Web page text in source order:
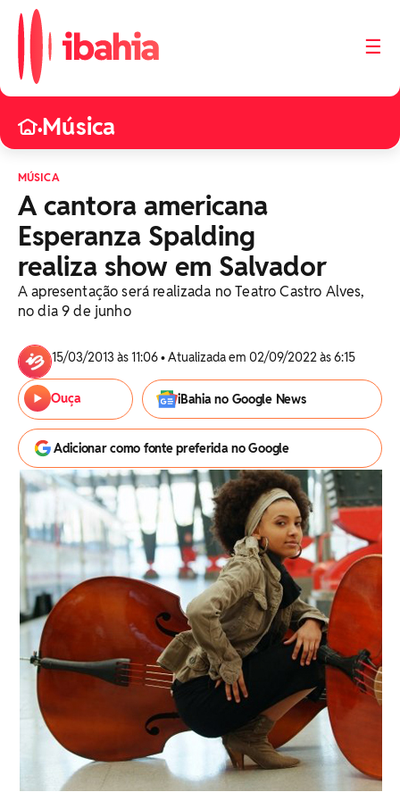
☰
•Música
MÚSICA
A cantora americana
Esperanza Spalding
realiza show em Salvador
A apresentação será realizada no Teatro Castro Alves,
no dia 9 de junho
15/03/2013 às 11:06 • Atualizada em 02/09/2022 às 6:15
Ouça iBahia no Google News
Adicionar como fonte preferida no Google